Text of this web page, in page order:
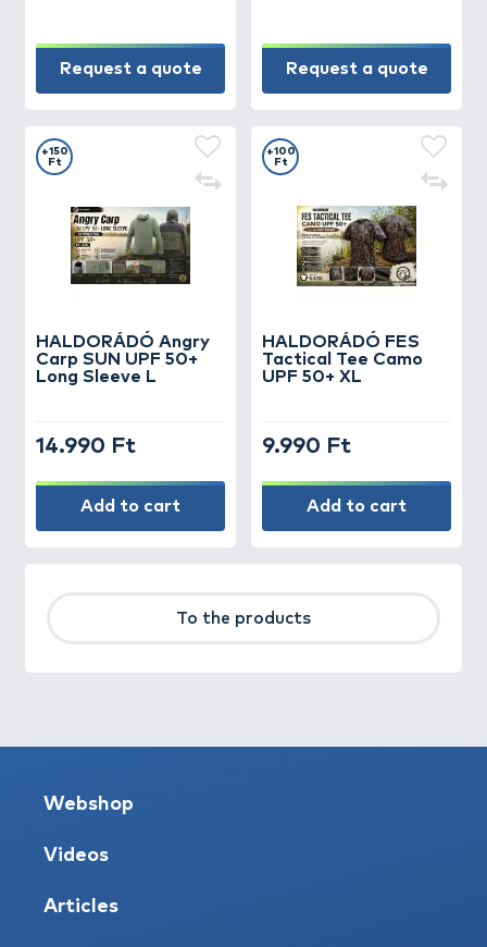
Request a quote Request a quote
HALDORÁDÓ Angry
Carp SUN UPF 50+
Long Sleeve L
+150
Ft
14.990 Ft
Add to cart
HALDORÁDÓ FES
Tactical Tee Camo
UPF 50+ XL
+100
Ft
9.990 Ft
Add to cart
To the products
Webshop
Videos
Articles